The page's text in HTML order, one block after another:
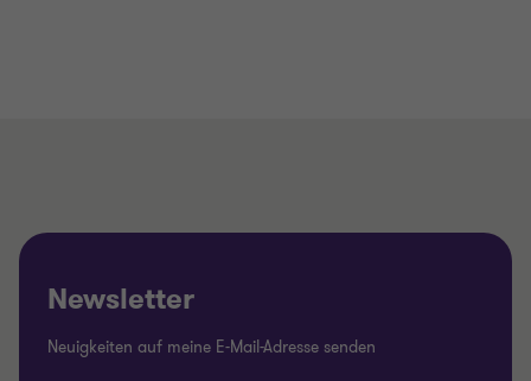
Newsletter
Neuigkeiten auf meine E-Mail-Adresse senden